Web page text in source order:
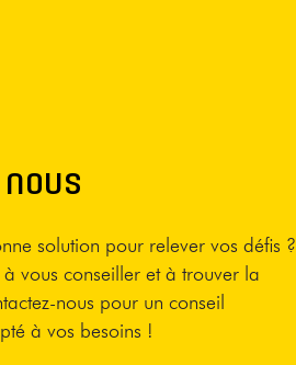
solution pour relever vos défis ?
vous conseiller et à trouver la
nous pour un conseil
à vos besoins !